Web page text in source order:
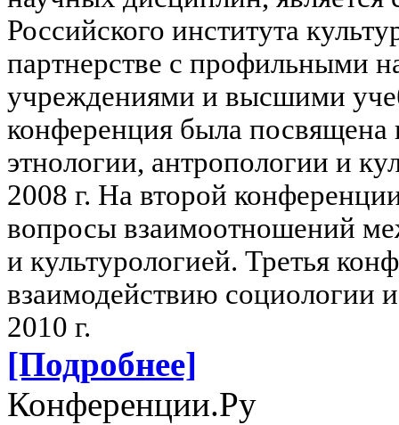
Российского института
партнерстве с профильными
учреждениями и высшими
конференция была посвящена
этнологии, антропологии и
2008 г. На второй
вопросы взаимоотношений
и культурологией. Третья
взаимодействию социологии
2010 г.
[Подробнее]
Конференции.Ру